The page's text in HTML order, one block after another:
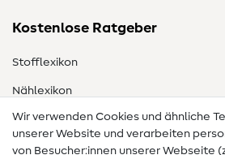
Kostenlose Ratgeber
Stofflexikon
Nählexikon
Nähanleitungen
Wir verwenden Cookies und ähnliche
unserer Website und verarbeiten
von Besucher:innen unserer Webseite